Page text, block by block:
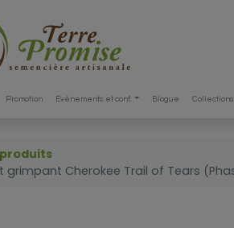
Promotion Événements et conf. Blogue Collections
grimpant Cherokee Trail of Tears